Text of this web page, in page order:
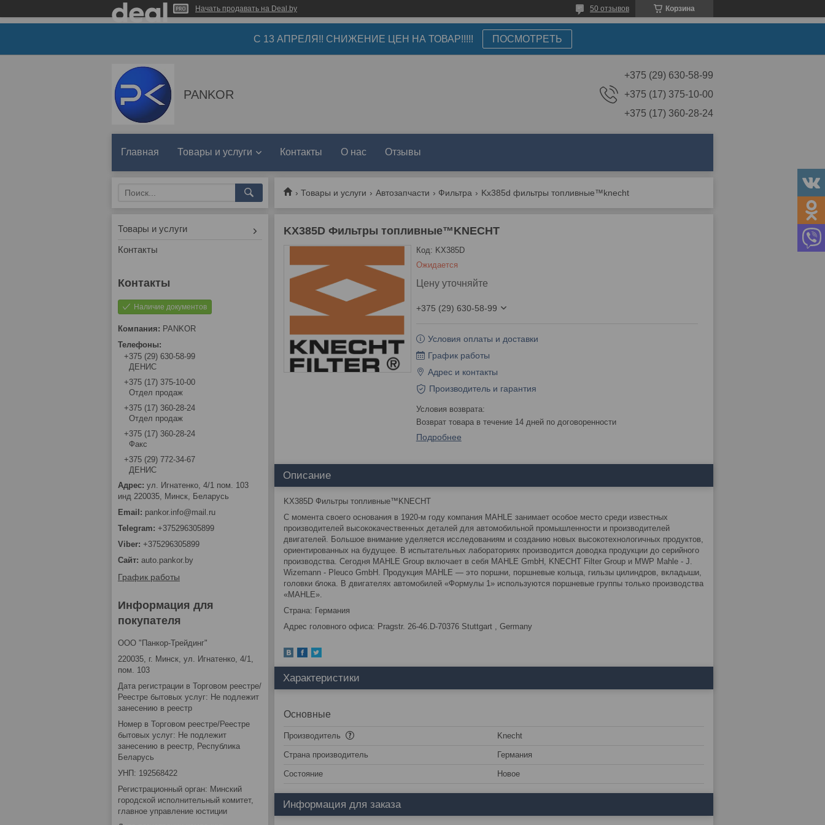
Начать продавать на Deal.by Корзина
50 отзывов
С 13 АПРЕЛЯ!! СНИЖЕНИЕ ЦЕН НА ТОВАР!!!!! ПОСМОТРЕТЬ
PANKOR
+375 (29) 630-58-99
+375 (17) 375-10-00
+375 (17) 360-28-24
Главная Товары и услуги Контакты О нас Отзывы
Товары и услуги Автозапчасти Фильтра Kx385d фильтры топливные™knecht
KX385D Фильтры топливные™KNECHT
Ожидается
Код: KX385D
Цену уточняйте
+375 (29) 630-58-99
Условия оплаты и доставки
График работы
Адрес и контакты
Производитель и гарантия
возврат товара в течение 14 дней по договоренности
Подробнее
Описание
KX385D Фильтры топливные™KNECHT
С момента своего основания в 1920-м году компания MAHLE занимает особое место среди известных
производителей высококачественных деталей для автомобильной промышленности и производителей
двигателей. Большое внимание уделяется исследованиям и созданию новых высокотехнологичных продуктов,
ориентированных на будущее. В испытательных лабораториях производится доводка продукции до серийного
производства. Сегодня MAHLE Group включает в себя MAHLE GmbH, KNECHT Filter Group и MWP Mahle - J.
Wizemann - Pleuco GmbH. Продукция MAHLE — это поршни, поршневые кольца, гильзы цилиндров, вкладыши,
головки блока. В двигателях автомобилей «Формулы 1» используются поршневые группы только производства
«MAHLE».
Страна: Германия
Адрес головного офиса: Pragstr. 26-46.D-70376 Stuttgart , Germany
Характеристики
Основные
Производитель Knecht
Страна производитель Германия
Состояние Новое
Информация для заказа
Товары и услуги
Контакты
Наличие документов
PANKOR
+375 (29) 630-58-99
ДЕНИС
+375 (17) 375-10-00
Отдел продаж
+375 (17) 360-28-24
Отдел продаж
+375 (17) 360-28-24
Факс
+375 (29) 772-34-67
ДЕНИС
ул. Игнатенко, 4/1 пом. 103
инд 220035, Минск, Беларусь
pankor.info@mail.ru
+375296305899
+375296305899
auto.pankor.by
График работы
Информация для
покупателя
ООО "Панкор-Трейдинг"
220035, г. Минск, ул. Игнатенко, 4/1,
пом. 103
Дата регистрации в Торговом реестре/
Реестре бытовых услуг: Не подлежит
занесению в реестр
Номер в Торговом реестре/Реестре
бытовых услуг: Не подлежит
занесению в реестр, Республика
Беларусь
УНП: 192568422
Регистрационный орган: Минский
городской исполнительный комитет,
главное управление юстиции